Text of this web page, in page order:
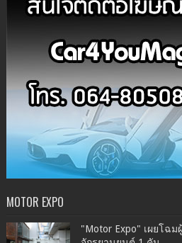
MOTOR EXPO
"Motor Expo" เผยโฉ